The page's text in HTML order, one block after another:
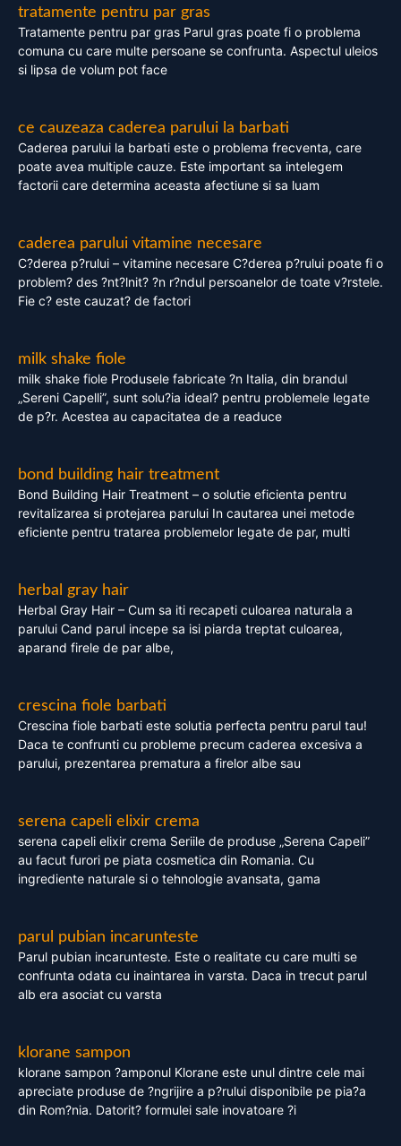
tratamente pentru par gras
Tratamente pentru par gras Parul gras poate fi o problema
comuna cu care multe persoane se confrunta. Aspectul uleios
si lipsa de volum pot face
ce cauzeaza caderea parului la barbati
Caderea parului la barbati este o problema frecventa, care
poate avea multiple cauze. Este important sa intelegem
factorii care determina aceasta afectiune si sa luam
caderea parului vitamine necesare
C?derea p?rului – vitamine necesare C?derea p?rului poate fi o
problem? des ?nt?lnit? ?n r?ndul persoanelor de toate v?rstele.
Fie c? este cauzat? de factori
milk shake fiole
milk shake fiole Produsele fabricate ?n Italia, din brandul
„Sereni Capelli”, sunt solu?ia ideal? pentru problemele legate
de p?r. Acestea au capacitatea de a readuce
bond building hair treatment
Bond Building Hair Treatment – o solutie eficienta pentru
revitalizarea si protejarea parului In cautarea unei metode
eficiente pentru tratarea problemelor legate de par, multi
herbal gray hair
Herbal Gray Hair – Cum sa iti recapeti culoarea naturala a
parului Cand parul incepe sa isi piarda treptat culoarea,
aparand firele de par albe,
crescina fiole barbati
Crescina fiole barbati este solutia perfecta pentru parul tau!
Daca te confrunti cu probleme precum caderea excesiva a
parului, prezentarea prematura a firelor albe sau
serena capeli elixir crema
serena capeli elixir crema Seriile de produse „Serena Capeli”
au facut furori pe piata cosmetica din Romania. Cu
ingrediente naturale si o tehnologie avansata, gama
parul pubian incarunteste
Parul pubian incarunteste. Este o realitate cu care multi se
confrunta odata cu inaintarea in varsta. Daca in trecut parul
alb era asociat cu varsta
klorane sampon
klorane sampon ?amponul Klorane este unul dintre cele mai
apreciate produse de ?ngrijire a p?rului disponibile pe pia?a
din Rom?nia. Datorit? formulei sale inovatoare ?i